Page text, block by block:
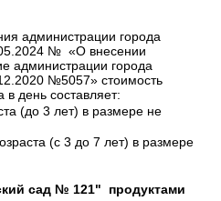
администрации города
№ «О внесении
администрации города
№5057» стоимость
в день составляет:
(до 3 лет) в размере не
(с 3 до 7 лет) в размере
сад № 121" продуктами